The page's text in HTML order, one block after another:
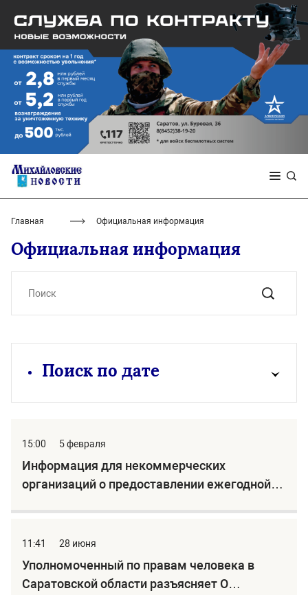
Главная Официальная информация
Официальная информация
15:00 5 февраля
Информация для некоммерческих
организаций о предоставлении ежегодной
11:41 28 июня
Уполномоченный по правам человека в
Саратовской области разъясняет О
Поиск по дате